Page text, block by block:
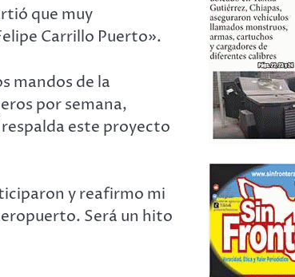
que muy
Carrillo Puerto».
mandos de la
por semana,
este proyecto
y reafirmo mi
Será un hito